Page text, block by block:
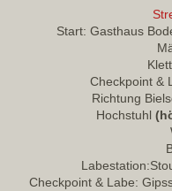
Start: Gasthaus
Checkpoint &
Richtung
Hochstuhl
Checkpoint & Labe: